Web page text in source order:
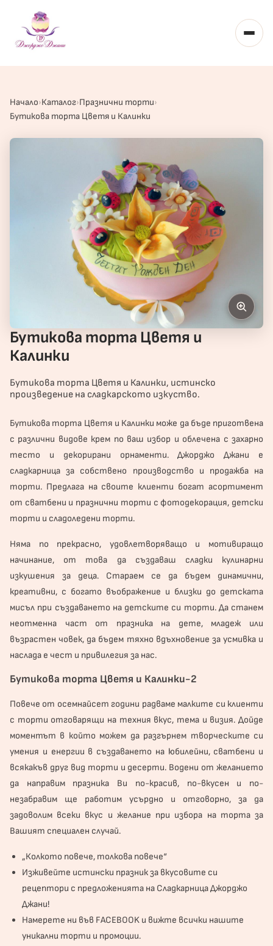
Начало Каталог Празнични торти
Бутикова торта Цветя и Калинки
Бутикова торта Цветя и Калинки, истинско
произведение на сладкарското изкуство.
Бутикова торта Цветя и Калинки може да бъде приготвена
с различни видове крем по ваш избор и облечена с захарно
тесто и декорирани орнаменти. Джорджо Джани е
сладкарница за собствено производство и продажба на
торти. Предлага на своите клиенти богат асортимент
от сватбени и празнични торти с фотодекорация, детски
торти и сладоледени торти.
Няма по прекрасно, удовлетворяващо и мотивиращо
начинание, от това да създаваш сладки кулинарни
изкушения за деца. Стараем се да бъдем динамични,
креативни, с богато въображение и близки до детската
мисъл при създаването на детските си торти. Да станем
неотменна част от празника на дете, младеж или
възрастен човек, да бъдем тяхно вдъхновение за усмивка и
наслада е чест и привилегия за нас.
Бутикова торта Цветя и Калинки-2
Повече от осемнайсет години радваме малките си клиенти
с торти отговарящи на техния вкус, тема и визия. Дойде
моментът в който можем да разгърнем творческите си
умения и енергии в създаването на юбилейни, сватбени и
всякакъв друг вид торти и десерти. Водени от желанието
да направим празника Ви по-красив, по-вкусен и по-
незабравим ще работим усърдно и отговорно, за да
задоволим всеки вкус и желание при избора на торта за
Вашият специален случай.
„Колкото повече, толкова повече“
Изживейте истински празник за вкусовите си
рецептори с предложенията на Сладкарница Джорджо
Джани!
Намерете ни във FACEBOOK и вижте всички нашите
уникални торти и промоции.
Бутикова торта Цветя и
Калинки